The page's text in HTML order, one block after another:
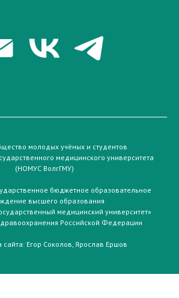
молодых учёных и студентов
медицинского университета
(НОМУС ВолгГМУ)
бюджетное образовательное
высшего образования
медицинский университет»
Российской Федерации
сайта: Егор Соколов, Ярослав Ершов